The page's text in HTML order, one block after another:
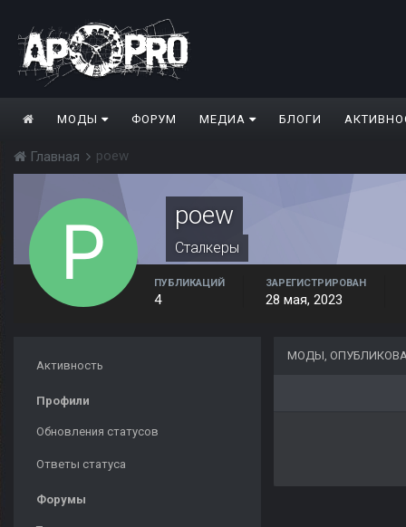
МОДЫ ФОРУМ МЕДИА БЛОГИ
Главная poew
poew
Сталкеры
ПУБЛИКАЦИЙ
4
ЗАРЕГИСТРИРОВАН
28 мая, 2023
Активность
Профили
Обновления статусов
Ответы статуса
Форумы
МОДЫ,